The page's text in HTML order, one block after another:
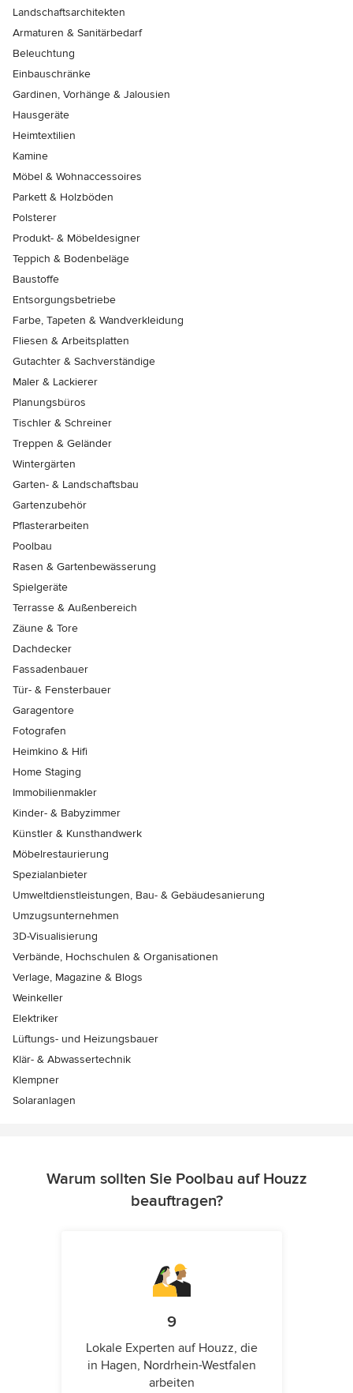
Landschaftsarchitekten
Armaturen & Sanitärbedarf
Beleuchtung
Einbauschränke
Gardinen, Vorhänge & Jalousien
Hausgeräte
Heimtextilien
Kamine
Möbel & Wohnaccessoires
Parkett & Holzböden
Polsterer
Produkt- & Möbeldesigner
Teppich & Bodenbeläge
Baustoffe
Entsorgungsbetriebe
Farbe, Tapeten & Wandverkleidung
Fliesen & Arbeitsplatten
Gutachter & Sachverständige
Maler & Lackierer
Planungsbüros
Tischler & Schreiner
Treppen & Geländer
Wintergärten
Garten- & Landschaftsbau
Gartenzubehör
Pflasterarbeiten
Poolbau
Rasen & Gartenbewässerung
Spielgeräte
Terrasse & Außenbereich
Zäune & Tore
Dachdecker
Fassadenbauer
Tür- & Fensterbauer
Garagentore
Fotografen
Heimkino & Hifi
Home Staging
Immobilienmakler
Kinder- & Babyzimmer
Künstler & Kunsthandwerk
Möbelrestaurierung
Spezialanbieter
Umweltdienstleistungen, Bau- & Gebäudesanierung
Umzugsunternehmen
3D-Visualisierung
Verbände, Hochschulen & Organisationen
Verlage, Magazine & Blogs
Weinkeller
Elektriker
Lüftungs- und Heizungsbauer
Klär- & Abwassertechnik
Klempner
Solaranlagen
Warum sollten Sie Poolbau auf Houzz
beauftragen?
9
Lokale Experten auf Houzz, die
in Hagen, Nordrhein-Westfalen
arbeiten